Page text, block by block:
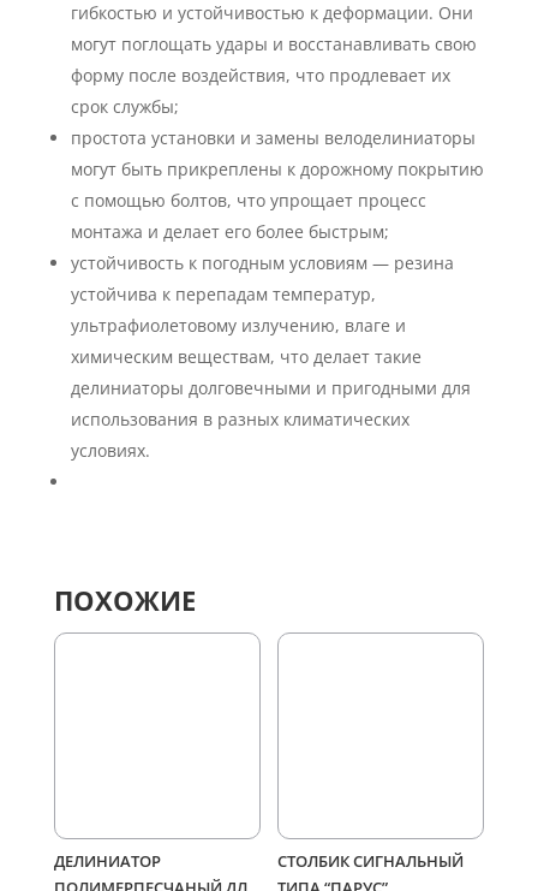
гибкостью и устойчивостью к деформации. Они
могут поглощать удары и восстанавливать свою
форму после воздействия, что продлевает их
срок службы;
простота установки и замены велоделиниаторы
могут быть прикреплены к дорожному покрытию
с помощью болтов, что упрощает процесс
монтажа и делает его более быстрым;
устойчивость к погодным условиям — резина
устойчива к перепадам температур,
ультрафиолетовому излучению, влаге и
химическим веществам, что делает такие
делиниаторы долговечными и пригодными для
использования в разных климатических
условиях.
ПОХОЖИЕ
ДЕЛИНИАТОР
СТОЛБИК СИГНАЛЬНЫЙ